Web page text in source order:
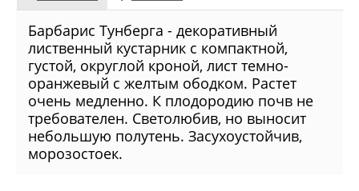
Барбарис Тунберга - декоративный
лиственный кустарник с компактной,
густой, округлой кроной, лист темно-
оранжевый с желтым ободком. Растет
очень медленно. К плодородию почв не
требователен. Светолюбив, но выносит
небольшую полутень. Засухоустойчив,
морозостоек.